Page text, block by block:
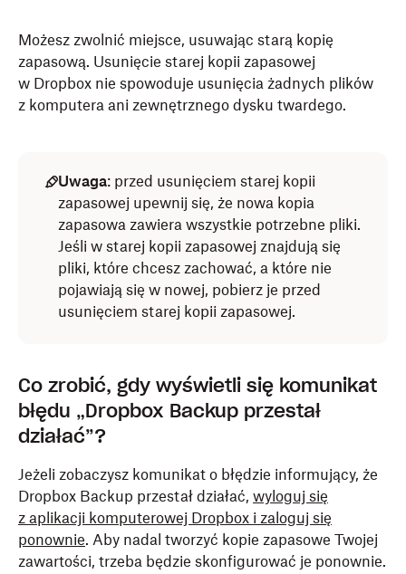
Możesz zwolnić miejsce, usuwając starą kopię
zapasową. Usunięcie starej kopii zapasowej
w Dropbox nie spowoduje usunięcia żadnych plików
z komputera ani zewnętrznego dysku twardego.
Uwaga: przed usunięciem starej kopii
zapasowej upewnij się, że nowa kopia
zapasowa zawiera wszystkie potrzebne pliki.
Jeśli w starej kopii zapasowej znajdują się
pliki, które chcesz zachować, a które nie
pojawiają się w nowej, pobierz je przed
usunięciem starej kopii zapasowej.
Co zrobić, gdy wyświetli się komunikat
błędu „Dropbox Backup przestał
działać”?
Jeżeli zobaczysz komunikat o błędzie informujący, że
Dropbox Backup przestał działać, wyloguj się
z aplikacji komputerowej Dropbox i zaloguj się
ponownie. Aby nadal tworzyć kopie zapasowe Twojej
zawartości, trzeba będzie skonfigurować je ponownie.